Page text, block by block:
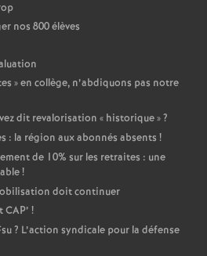
nos 800 élèves
» en collège, n’abdiquons pas notre
dit revalorisation « historique»?
: la région aux abonnés absents !
de 10% sur les retraites : une
!
doit continuer
!
? L’action syndicale pour la défense